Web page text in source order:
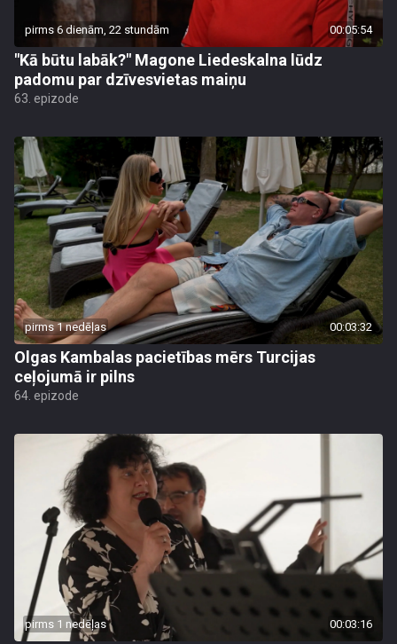
pirms 6 dienām, 22 stundām 00:05:54
"Kā būtu labāk?" Magone Liedeskalna lūdz
padomu par dzīvesvietas maiņu
63. epizode
pirms 1 nedēļas 00:03:32
Olgas Kambalas pacietības mērs Turcijas
ceļojumā ir pilns
64. epizode
pirms 1 nedēļas 00:03:16